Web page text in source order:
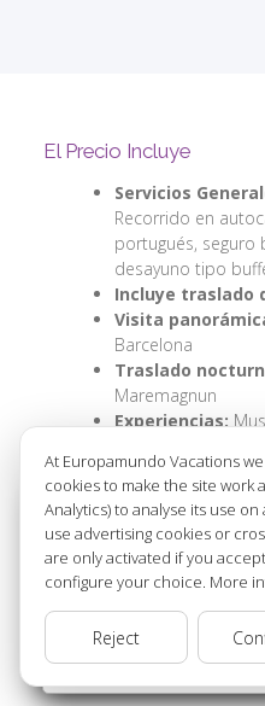
El Precio Incluye
Servicios
Recorrido en
portugués, seguro
desayuno tipo
Incluye traslado
Visita
Barcelona
Traslado
Maremagnun
Experiencias:
bebida en San
Traslado:Plaza
de la Pradera de
Entradas:Mirador
Sebastián
Paseo en tren:
3 Cenas Incluidos
LOURDES,
Wellcome to
Bienvenido a
sitio
USA(en)
At Europamundo Vacations
cookies to make the site work
Analytics) to analyse its use
use advertising cookies or
are only activated if you
configure your choice. More
Reject